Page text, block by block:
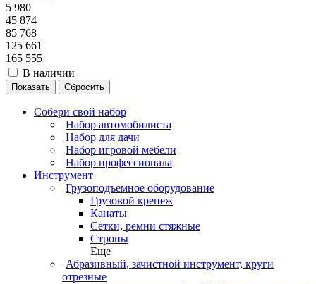
5 980
45 874
85 768
125 661
165 555
В наличии
Сбросить
Собери свой набор
Набор автомобилиста
Набор для дачи
Набор игровой мебели
Набор профессионала
Инструмент
Грузоподъемное оборудование
Грузовой крепеж
Канаты
Сетки, ремни стяжные
Стропы
Еще
Абразивный, зачистной инструмент, круги
отрезные